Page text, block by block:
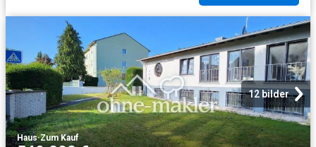
12 bilder
Haus·Zum Kauf